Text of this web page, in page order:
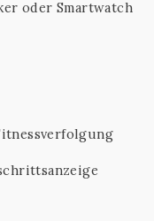
oder Smartwatch